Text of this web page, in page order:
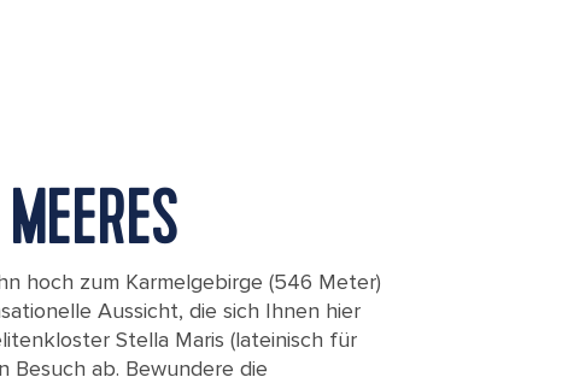
hoch zum Karmelgebirge (546 Meter)
Aussicht, die sich Ihnen hier
Stella Maris (lateinisch für
Besuch ab. Bewundere die